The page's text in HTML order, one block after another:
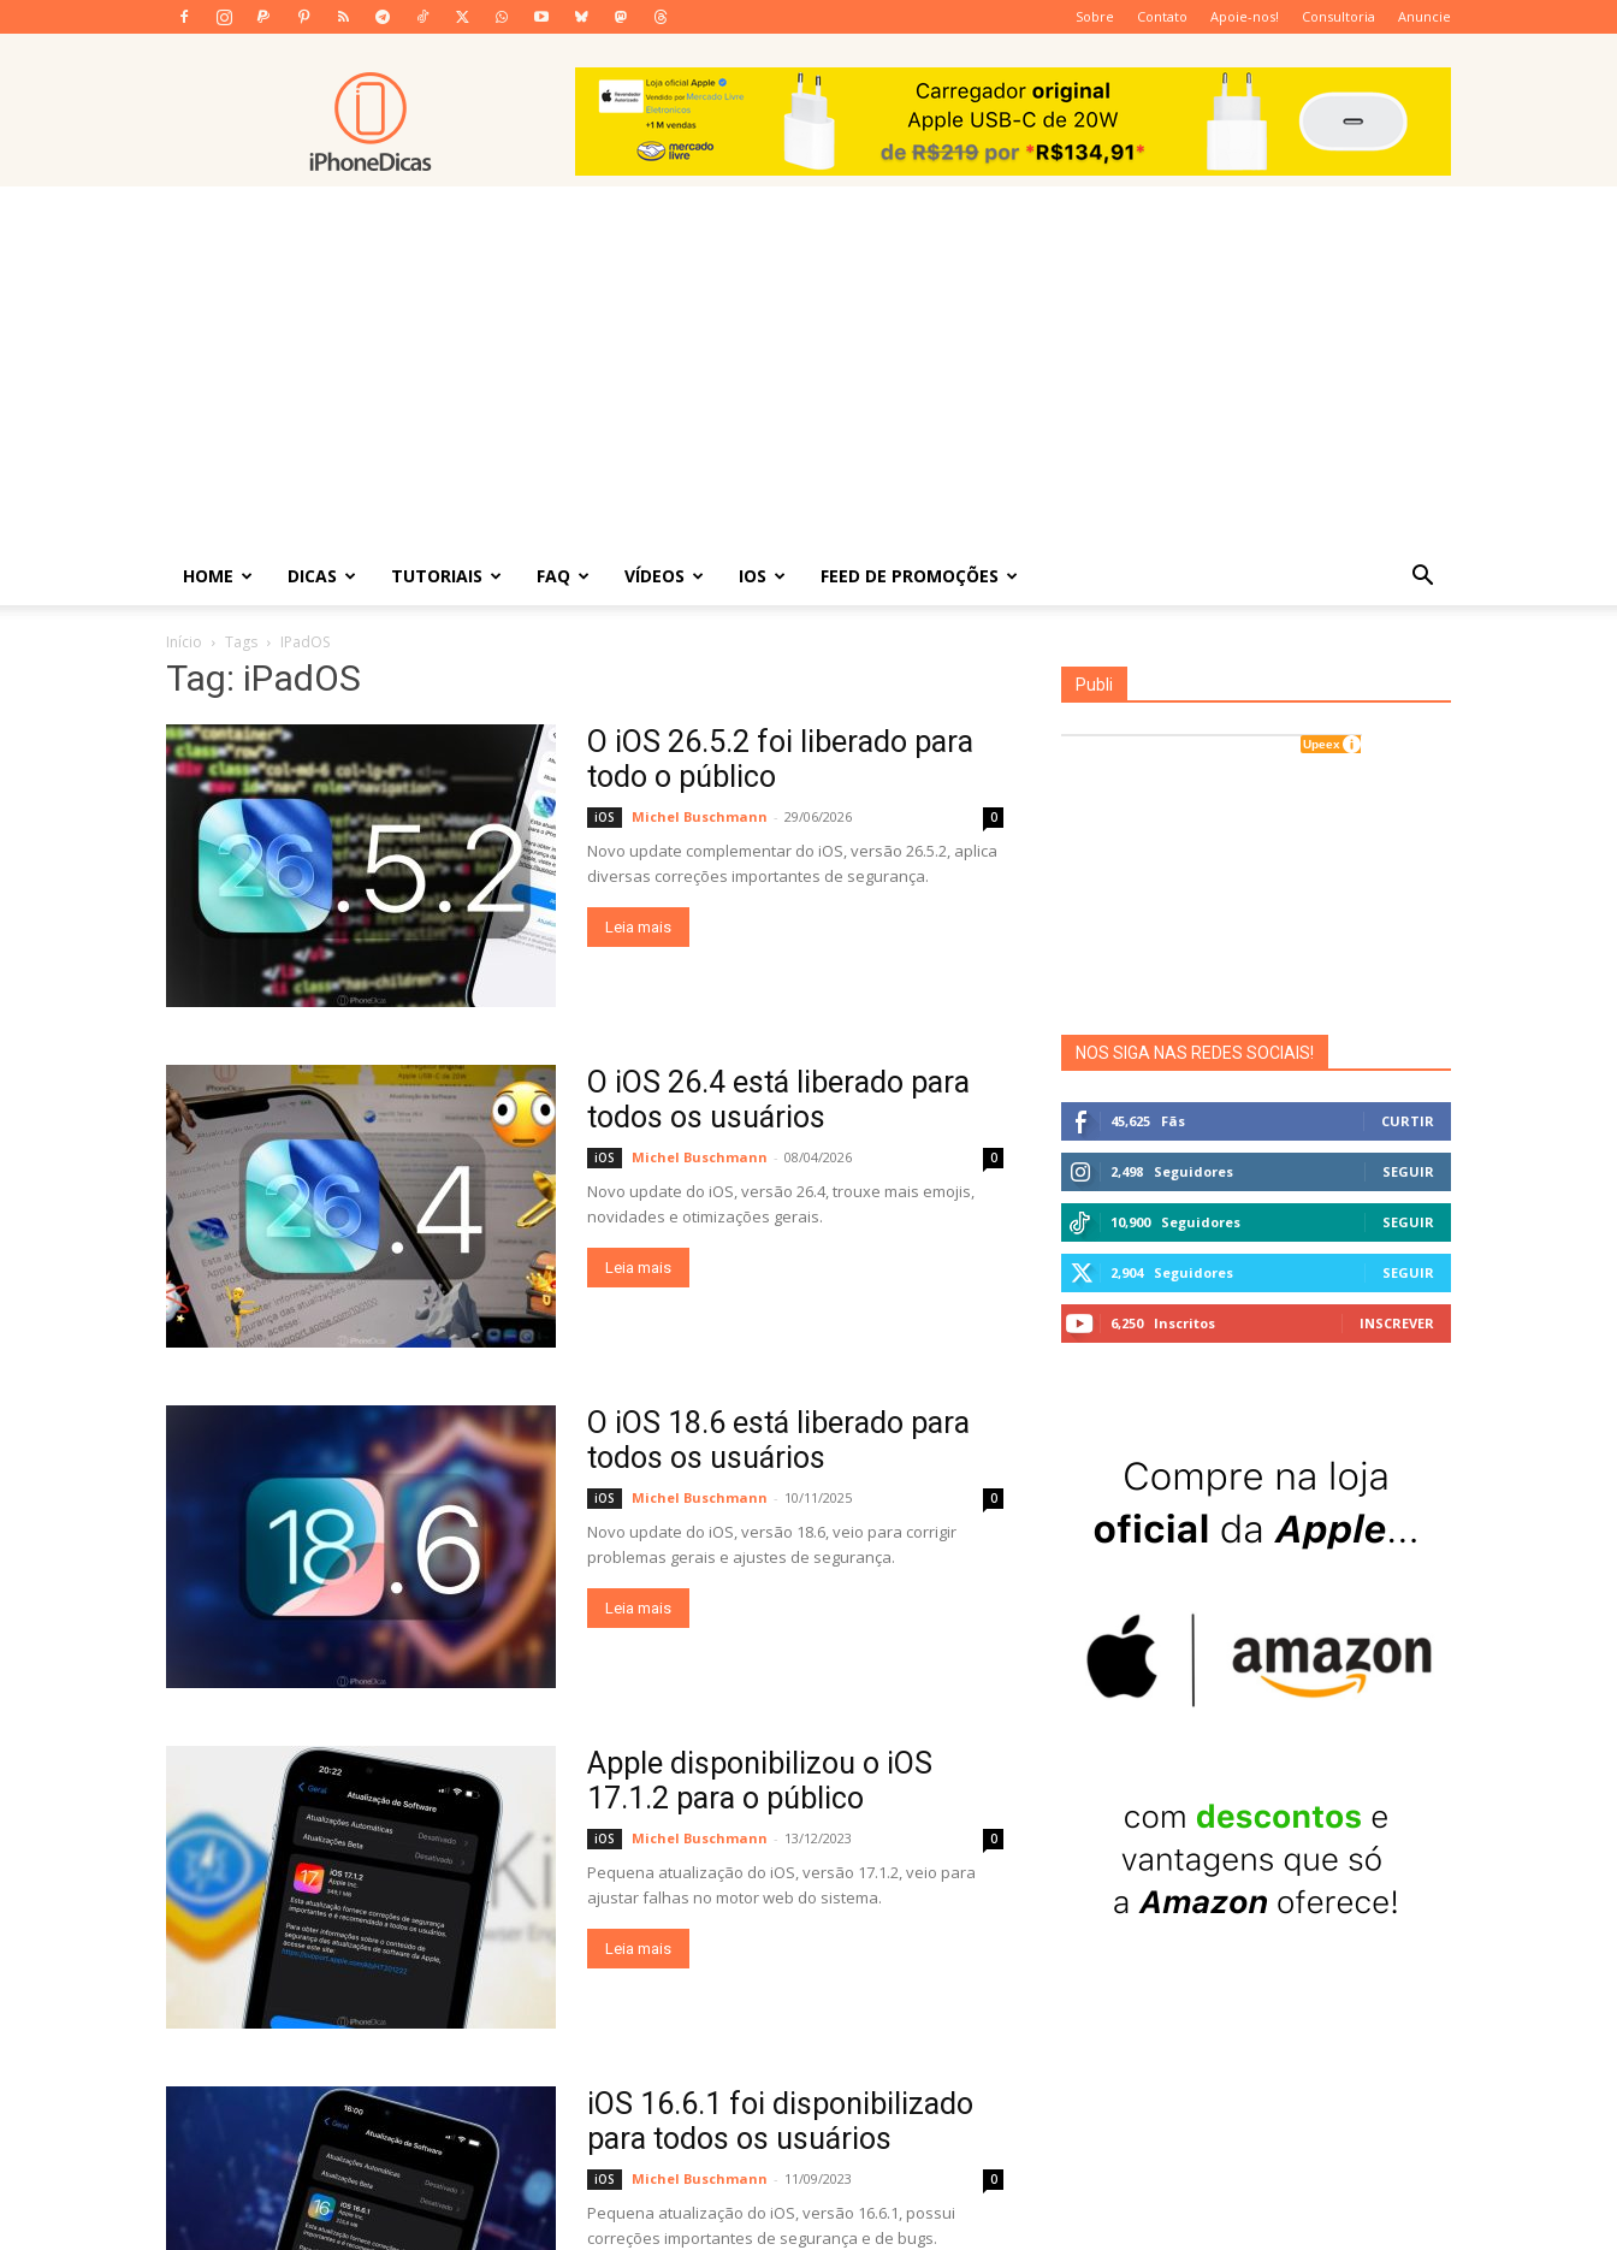
Sobre Contato Apoie-nos! Consultoria Anuncie
iPhoneDicas
HOME DICAS TUTORIAIS FAQ VÍDEOS IOS FEED DE PROMOÇÕES
Início Tags IPadOS
Tag: iPadOS
O iOS 26.5.2 foi liberado para
todo o público
iOS Michel Buschmann - 29/06/2026 0
Novo update complementar do iOS, versão 26.5.2, aplica
diversas correções importantes de segurança.
Leia mais
O iOS 26.4 está liberado para
todos os usuários
iOS Michel Buschmann - 08/04/2026 0
Novo update do iOS, versão 26.4, trouxe mais emojis,
novidades e otimizações gerais.
Leia mais
O iOS 18.6 está liberado para
todos os usuários
iOS Michel Buschmann - 10/11/2025 0
Novo update do iOS, versão 18.6, veio para corrigir
problemas gerais e ajustes de segurança.
Leia mais
Apple disponibilizou o iOS
17.1.2 para o público
iOS Michel Buschmann - 13/12/2023 0
Pequena atualização do iOS, versão 17.1.2, veio para
ajustar falhas no motor web do sistema.
Leia mais
iOS 16.6.1 foi disponibilizado
para todos os usuários
iOS Michel Buschmann - 11/09/2023 0
Pequena atualização do iOS, versão 16.6.1, possui
correções importantes de segurança e de bugs.
Publi
NOS SIGA NAS REDES SOCIAIS!
45,625 Fãs CURTIR
2,498 Seguidores SEGUIR
10,900 Seguidores SEGUIR
2,904 Seguidores SEGUIR
6,250 Inscritos INSCREVER